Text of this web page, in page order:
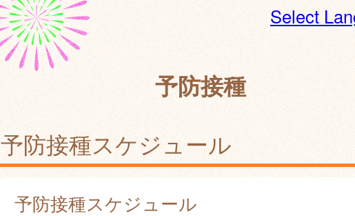
Select
予防接種
予防接種スケジュール
予防接種スケジュール